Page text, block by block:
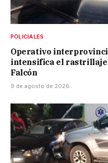
POLICIALES
Operativo
intensifica el rastrillaje
Falcón
9 de agosto de 2026